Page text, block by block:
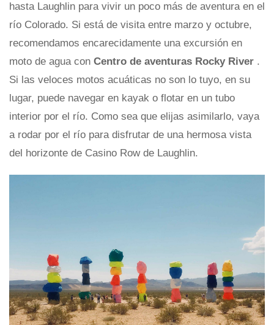
hasta Laughlin para vivir un poco más de aventura en el
río Colorado. Si está de visita entre marzo y octubre,
recomendamos encarecidamente una excursión en
moto de agua con Centro de aventuras Rocky River .
Si las veloces motos acuáticas no son lo tuyo, en su
lugar, puede navegar en kayak o flotar en un tubo
interior por el río. Como sea que elijas asimilarlo, vaya
a rodar por el río para disfrutar de una hermosa vista
del horizonte de Casino Row de Laughlin.